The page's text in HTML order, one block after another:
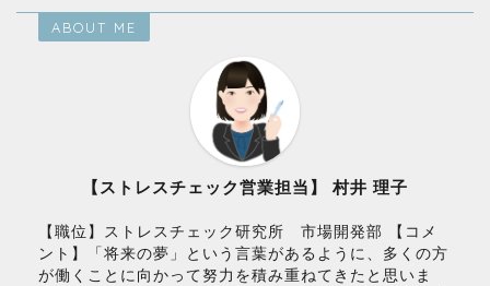
ABOUT ME
【ストレスチェック営業担当】 村井 理子
【職位】ストレスチェック研究所 市場開発部 【コメ
ント】「将来の夢」という言葉があるように、多くの方
が働くことに向かって努力を積み重ねてきたと思いま